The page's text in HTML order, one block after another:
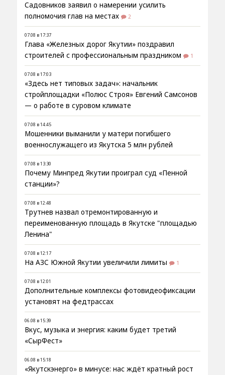
Садовников заявил о намерении усилить
полномочия глав на местах
2
07.08 в 17:37
Глава «Железных дорог Якутии» поздравил
строителей с профессиональным праздником
1
07.08 в 17:03
«Здесь нет типовых задач»: начальник
стройплощадки «Полюс Строя» Евгений Самсонов
— о работе в суровом климате
07.08 в 14:45
Мошенники выманили у матери погибшего
военнослужащего из Якутска 5 млн рублей
07.08 в 13:30
Почему Минпред Якутии проиграл суд «Пенной
станции»?
07.08 в 12:48
Трутнев назвал отремонтированную и
переименованную площадь в Якутске "площадью
Ленина"
07.08 в 12:17
На АЗС Южной Якутии увеличили лимиты 1
07.08 в 12:01
Дополнительные комплексы фотовидеофиксации
установят на федтрассах
06.08 в 15:39
Вкус, музыка и энергия: каким будет третий
«СырФест»
06.08 в 15:18
«Якутскэнерго» в минусе: нас ждёт кратный рост